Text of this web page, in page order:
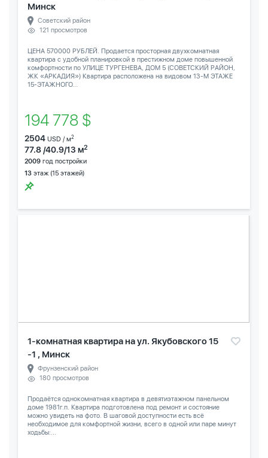
Минск
Советский район
121 просмотров
ЦЕНА 570000 РУБЛЕЙ. Продается просторная двухкомнатная
квартира с удобной планировкой в престижном доме повышенной
комфортности по УЛИЦЕ ТУРГЕНЕВА, ДОМ 5 (СОВЕТСКИЙ РАЙОН,
ЖК «АРКАДИЯ») Квартира расположена на видовом 13-М ЭТАЖЕ
15-ЭТАЖНОГО...
194 778 $
2504 USD / м2
77.8 /40.9/13 м2
2009 год постройки
13 этаж (15 этажей)
1-комнатная квартира на ул. Якубовского 15
-1 , Минск
Фрунзенский район
180 просмотров
Продаётся однокомнатная квартира в девятиэтажном панельном
доме 1981г.п. Квартира подготовлена под ремонт и состояние
можно увидеть на фото. В шаговой доступности есть всё
необходимое для комфортной жизни, всего в одной или паре минут
ходьбы:...